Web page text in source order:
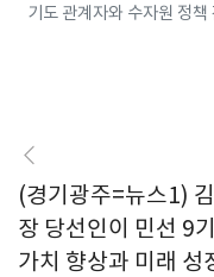
기도 관계자와 수자원 정
(경기광주=뉴스1)
장 당선인이 민선 9
가치 향상과 미래 성